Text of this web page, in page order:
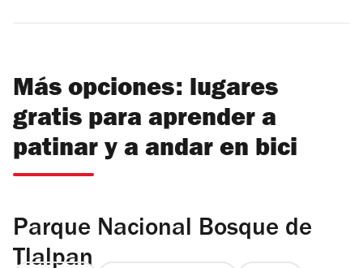
Más opciones: lugares
gratis para aprender a
patinar y a andar en bici
Parque Nacional Bosque de
Tlalpan